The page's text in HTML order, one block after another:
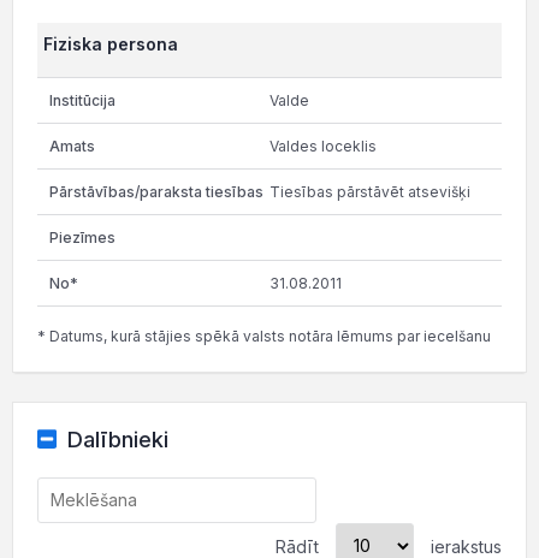
Fiziska persona
Valde
Valdes loceklis
Tiesības pārstāvēt atsevišķi
31.08.2011
* Datums, kurā stājies spēkā valsts notāra lēmums par iecelšanu
Dalībnieki
Rādīt ierakstus